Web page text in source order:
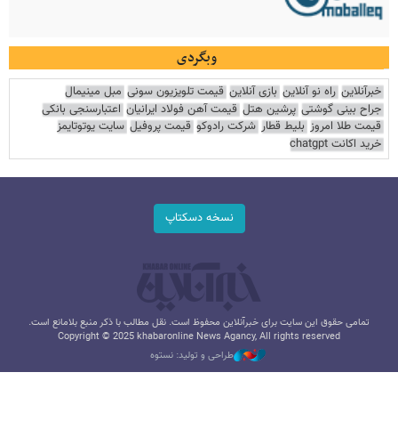
وبگردی
خبرآنلاین راه نو آنلاین بازی آنلاین قیمت تلویزیون سونی مبل مینیمال
جراح بینی گوشتی پرشین هتل قیمت آهن فولاد ایرانیان اعتبارسنجی بانکی
قیمت طلا امروز بلیط قطار شرکت رادوکو قیمت پروفیل سایت یوتوتایمز
خرید اکانت chatgpt
نسخه دسکتاپ
تمامی حقوق این سایت برای خبرآنلاین محفوظ است. نقل مطالب با ذکر منبع بلامانع است.
Copyright © 2025 khabaronline News Agancy, All rights reserved
طراحی و تولید: نستوه